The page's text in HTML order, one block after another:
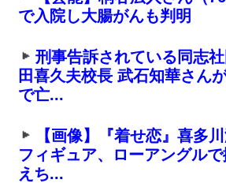
で入院し大腸がんも判明
刑事告訴されている同志
田喜久夫校長 武石知華さん
で亡...
【画像】『着せ恋』喜多
フィギュア、ローアングルで
えち...